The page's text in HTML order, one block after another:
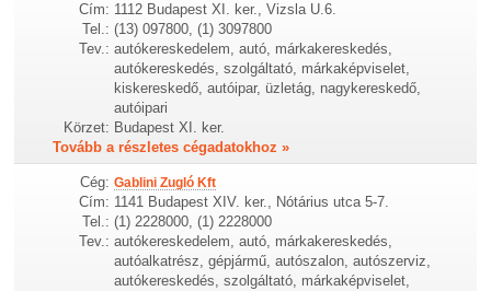
Cím: 1112 Budapest XI. ker., Vizsla U.6.
Tel.: (13) 097800, (1) 3097800
Tev.: autókereskedelem, autó, márkakereskedés,
autókereskedés, szolgáltató, márkaképviselet,
kiskereskedő, autóipar, üzletág, nagykereskedő,
autóipari
Körzet: Budapest XI. ker.
Tovább a részletes cégadatokhoz »
Cég: Gablini Zugló Kft
Cím: 1141 Budapest XIV. ker., Nótárius utca 5-7.
Tel.: (1) 2228000, (1) 2228000
Tev.: autókereskedelem, autó, márkakereskedés,
autóalkatrész, gépjármű, autószalon, autószerviz,
autókereskedés, szolgáltató, márkaképviselet,